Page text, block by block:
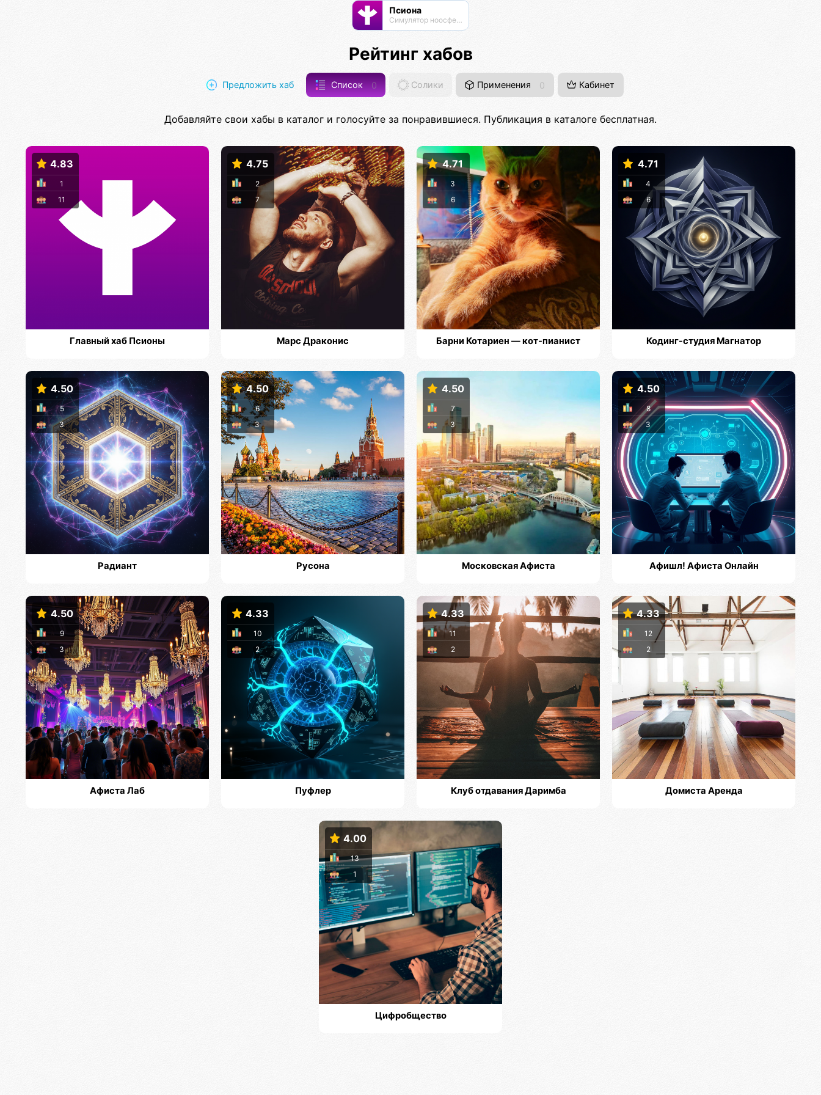
Псиона
Cимулятор ноосферы
Рейтинг хабов
Предложить хаб Список 0 Солики Применения 0 Кабинет
Добавляйте свои хабы в каталог и голосуйте за понравившиеся. Публикация в каталоге бесплатная.
4.83
11
1
Главный хаб Псионы
4.75
7
2
Марс Драконис
4.71
6
3
Барни Котариен — кот-пианист
4.71
6
4
Кодинг-студия Магнатор
4.50
3
5
Радиант
4.50
3
6
Русона
4.50
3
7
Московская Афиста
4.50
3
8
Афишл! Афиста Онлайн
4.50
3
9
Афиста Лаб
4.33
2
10
Пуфлер
4.33
2
11
Клуб отдавания Даримба
4.33
2
12
Домиста Аренда
4.00
1
13
Цифробщество